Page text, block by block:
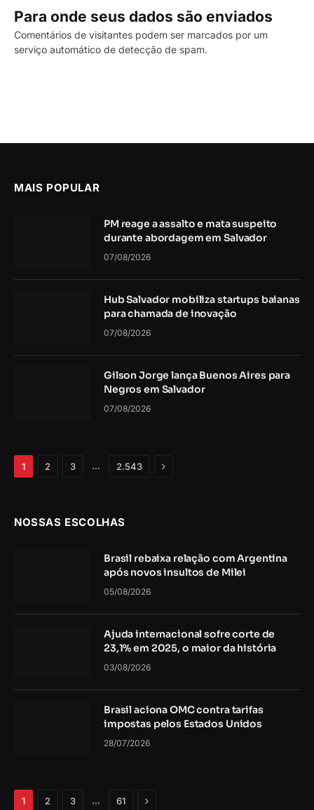
Para onde seus dados são enviados
Comentários de visitantes podem ser marcados por um
serviço automático de detecção de spam.
MAIS POPULAR
PM reage a assalto e mata suspeito
durante abordagem em Salvador
07/08/2026
Hub Salvador mobiliza startups baianas
para chamada de inovação
07/08/2026
Gilson Jorge lança Buenos Aires para
Negros em Salvador
07/08/2026
1 2 3 … 2.543 Próximo
NOSSAS ESCOLHAS
Brasil rebaixa relação com Argentina
após novos insultos de Milei
05/08/2026
Ajuda internacional sofre corte de
23,1% em 2025, o maior da história
03/08/2026
Brasil aciona OMC contra tarifas
impostas pelos Estados Unidos
28/07/2026
1 2 3 … 61 Próximo